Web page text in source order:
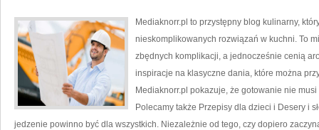
Mediaknorr.pl to przystępny blog kulinarny,
nieskomplikowanych rozwiązań w kuchni. To
zbędnych komplikacji, a jednocześnie cenią
inspiracje na klasyczne dania, które można
Mediaknorr.pl pokazuje, że gotowanie nie
Polecamy także Przepisy dla dzieci i Desery i
jedzenie powinno być dla wszystkich. Niezależnie od tego, czy dopiero